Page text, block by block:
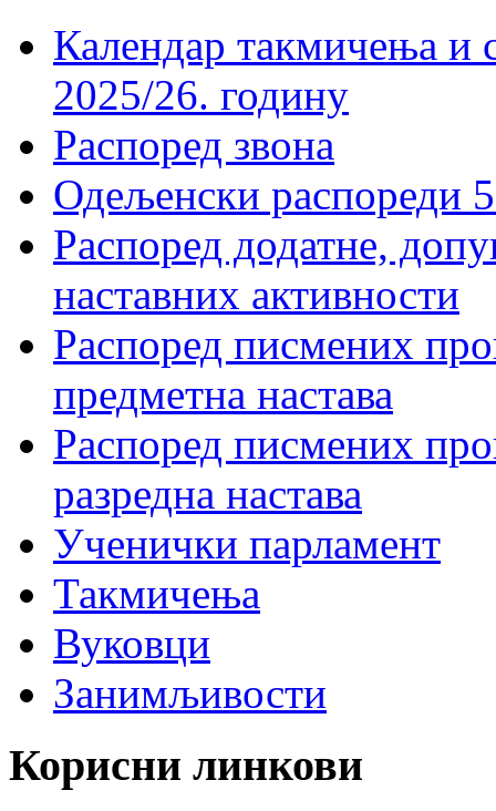
Календар такмичења
2025/26. годину
Распоред звона
Одељенски распореди
Распоред додатне,
наставних активности
Распоред писмених
предметна настава
Распоред писмених
разредна настава
Ученички парламент
Такмичења
Вуковци
Занимљивости
Корисни линкови